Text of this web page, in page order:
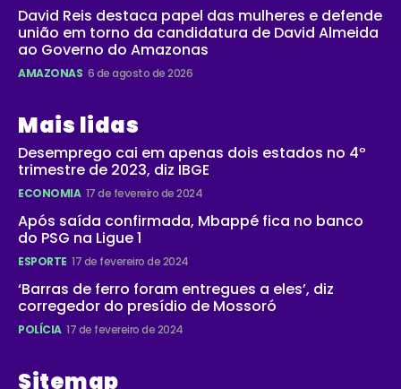
David Reis destaca papel das mulheres e defende
união em torno da candidatura de David Almeida
ao Governo do Amazonas
AMAZONAS 6 de agosto de 2026
Mais lidas
Desemprego cai em apenas dois estados no 4º
trimestre de 2023, diz IBGE
ECONOMIA 17 de fevereiro de 2024
Após saída confirmada, Mbappé fica no banco
do PSG na Ligue 1
ESPORTE 17 de fevereiro de 2024
‘Barras de ferro foram entregues a eles’, diz
corregedor do presídio de Mossoró
POLÍCIA 17 de fevereiro de 2024
Sitemap